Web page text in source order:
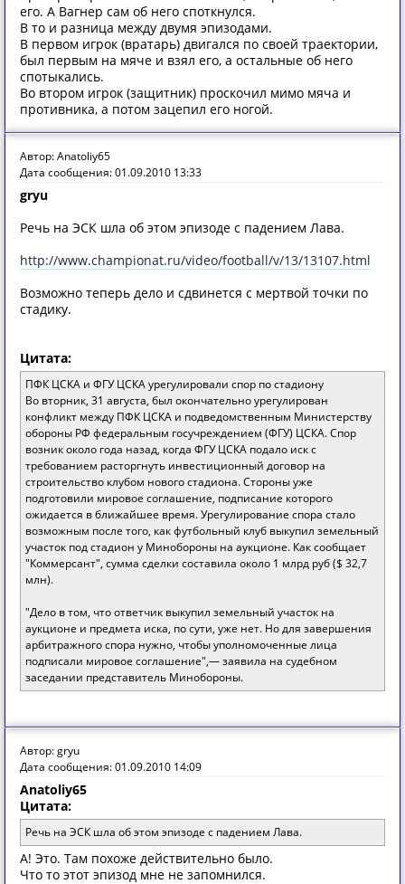
его. А Вагнер сам об него споткнулся.
В то и разница между двумя эпизодами.
В первом игрок (вратарь) двигался по своей траектории,
был первым на мяче и взял его, а остальные об него
спотыкались.
Во втором игрок (защитник) проскочил мимо мяча и
противника, а потом зацепил его ногой.
Автор: Anatoliy65
Дата сообщения: 01.09.2010 13:33
gryu
Речь на ЭСК шла об этом эпизоде с падением Лава.
http://www.championat.ru/video/football/v/13/13107.html
Возможно теперь дело и сдвинется с мертвой точки по
стадику.
Цитата:
ПФК ЦСКА и ФГУ ЦСКА урегулировали спор по стадиону
Во вторник, 31 августа, был окончательно урегулирован
конфликт между ПФК ЦСКА и подведомственным Министерству
обороны РФ федеральным госучреждением (ФГУ) ЦСКА. Спор
возник около года назад, когда ФГУ ЦСКА подало иск с
требованием расторгнуть инвестиционный договор на
строительство клубом нового стадиона. Стороны уже
подготовили мировое соглашение, подписание которого
ожидается в ближайшее время. Урегулирование спора стало
возможным после того, как футбольный клуб выкупил земельный
участок под стадион у Минобороны на аукционе. Как сообщает
"Коммерсант", сумма сделки составила около 1 млрд руб ($ 32,7
млн).
"Дело в том, что ответчик выкупил земельный участок на
аукционе и предмета иска, по сути, уже нет. Но для завершения
арбитражного спора нужно, чтобы уполномоченные лица
подписали мировое соглашение",— заявила на судебном
заседании представитель Минобороны.
Автор: gryu
Дата сообщения: 01.09.2010 14:09
Anatoliy65
Цитата:
Речь на ЭСК шла об этом эпизоде с падением Лава.
А! Это. Там похоже действительно было.
Что то этот эпизод мне не запомнился.